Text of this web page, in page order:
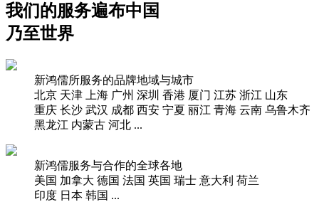
我们的服务遍布中国
乃至世界
新鸿儒所服务的品牌地域与城市
北京 天津 上海 广州 深圳 香港 厦门 江苏 浙江 山东
重庆 长沙 武汉 成都 西安 宁夏 丽江 青海 云南 乌鲁木齐
黑龙江 内蒙古 河北 ...
新鸿儒服务与合作的全球各地
美国 加拿大 德国 法国 英国 瑞士 意大利 荷兰
印度 日本 韩国 ...